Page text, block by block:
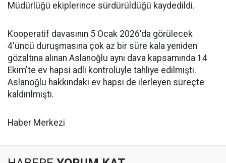
Müdürlüğü ekiplerince sürdürüldüğü kaydedildi.
Kooperatif davasının 5 Ocak 2026'da görülecek
4'üncü duruşmasına çok az bir süre kala yeniden
gözaltına alınan Aslanoğlu aynı dava kapsamında 14
Ekim'te ev hapsi adli kontrolüyle tahliye edilmişti.
Aslanoğlu hakkındaki ev hapsi de ilerleyen süreçte
kaldırılmıştı.
Haber Merkezi